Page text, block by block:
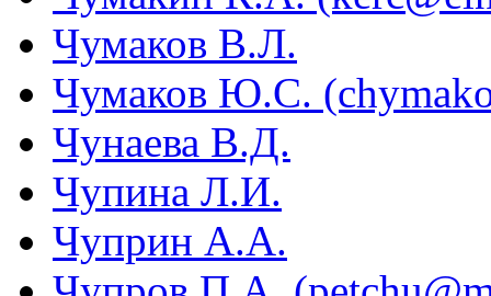
Чумаков В.Л.
Чумаков Ю.С.
Чунаева В.Д.
Чупина Л.И.
Чуприн А.А.